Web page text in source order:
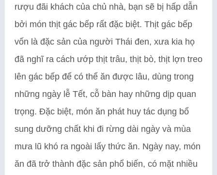
rượu đãi khách của chủ nhà, bạn sẽ bị hấp dẫn
bởi món thịt gác bếp rất đặc biệt. Thịt gác bếp
vốn là đặc sản của người Thái đen, xưa kia họ
đã nghĩ ra cách ướp thịt trâu, thịt bò, thịt lợn treo
lên gác bếp để có thể ăn được lâu, dùng trong
những ngày lễ Tết, cỗ bàn hay những dịp quan
trọng. Đặc biệt, món ăn phát huy tác dụng bổ
sung dưỡng chất khi đi rừng dài ngày và mùa
mưa lũ khó ra ngoài lấy thức ăn. Ngày nay, món
ăn đã trở thành đặc sản phổ biến, có mặt nhiều